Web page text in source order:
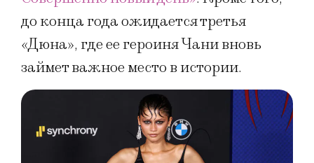
до конца года ожидается третья
«Дюна», где ее героиня Чани вновь
займет важное место в истории.